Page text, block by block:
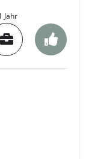
Jahr